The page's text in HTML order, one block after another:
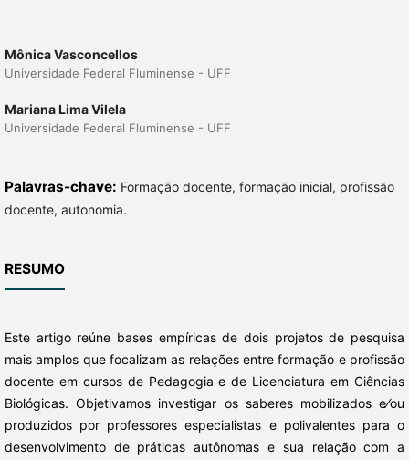
Mônica Vasconcellos
Universidade Federal Fluminense - UFF
Mariana Lima Vilela
Universidade Federal Fluminense - UFF
Palavras-chave: Formação docente, formação inicial, profissão
docente, autonomia.
RESUMO
Este artigo reúne bases empíricas de dois projetos de pesquisa
mais amplos que focalizam as relações entre formação e profissão
docente em cursos de Pedagogia e de Licenciatura em Ciências
Biológicas. Objetivamos investigar os saberes mobilizados e⁄ou
produzidos por professores especialistas e polivalentes para o
desenvolvimento de práticas autônomas e sua relação com a